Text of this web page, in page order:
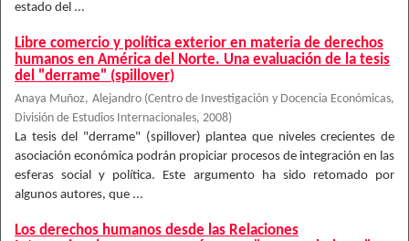
estado del ...
Libre comercio y política exterior en materia de derechos
humanos en América del Norte. Una evaluación de la tesis
del "derrame" (spillover)
Anaya Muñoz, Alejandro (Centro de Investigación y Docencia Económicas,
División de Estudios Internacionales, 2008)
La tesis del "derrame" (spillover) plantea que niveles crecientes de
asociación económica podrán propiciar procesos de integración en las
esferas social y política. Este argumento ha sido retomado por
algunos autores, que ...
Los derechos humanos desde las Relaciones